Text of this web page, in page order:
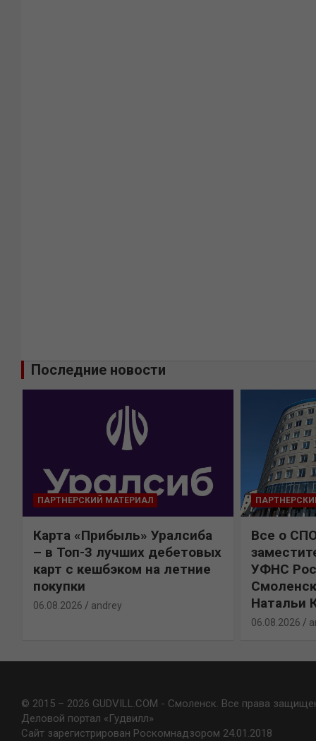
Последние новости
ПАРТНЕРСКИЙ МАТЕРИАЛ
Карта «Прибыль» Уралсиба
– в Топ-3 лучших дебетовых
карт с кешбэком на летние
покупки
06.08.2026 andrey
Все о
УФНС
Натальи
06.08.2026
© 2015 – 2026 GUDVILL.COM - Смоленск. Все права
Деловой портал «Гудвилл»
Сайт зарегистрирован Роскомнадзором 24.01.2018